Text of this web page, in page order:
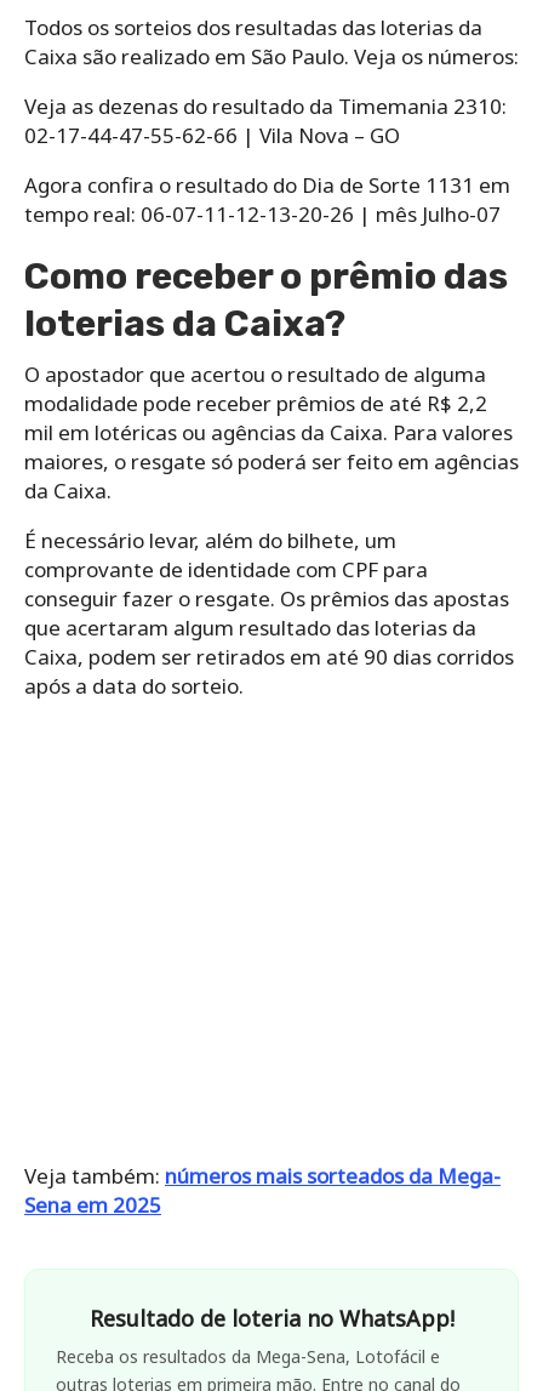
Todos os sorteios dos resultadas das loterias da
Caixa são realizado em São Paulo. Veja os números:
Veja as dezenas do resultado da Timemania 2310:
02-17-44-47-55-62-66 | Vila Nova – GO
Agora confira o resultado do Dia de Sorte 1131 em
tempo real: 06-07-11-12-13-20-26 | mês Julho-07
Como receber o prêmio das
loterias da Caixa?
O apostador que acertou o resultado de alguma
modalidade pode receber prêmios de até R$ 2,2
mil em lotéricas ou agências da Caixa. Para valores
maiores, o resgate só poderá ser feito em agências
da Caixa.
É necessário levar, além do bilhete, um
comprovante de identidade com CPF para
conseguir fazer o resgate. Os prêmios das apostas
que acertaram algum resultado das loterias da
Caixa, podem ser retirados em até 90 dias corridos
após a data do sorteio.
Veja também: números mais sorteados da Mega-
Sena em 2025
Resultado de loteria no WhatsApp!
Receba os resultados da Mega-Sena, Lotofácil e
outras loterias em primeira mão. Entre no canal do